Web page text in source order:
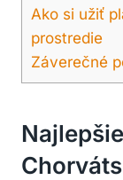
Ako si užiť
prostredie
Záverečné